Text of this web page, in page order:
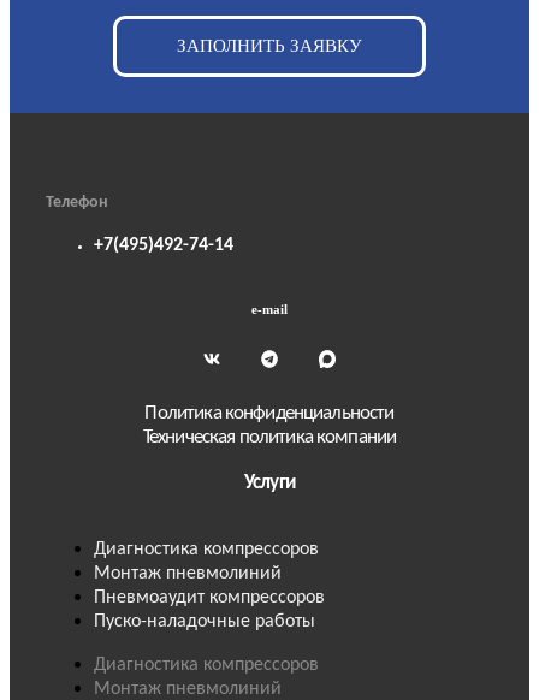
ЗАПОЛНИТЬ ЗАЯВКУ
Телефон
+7(495)492-74-14
e-mail
Политика конфиденциальности
Техническая политика компании
Услуги
Диагностика компрессоров
Монтаж пневмолиний
Пневмоаудит компрессоров
Пуско-наладочные работы
Диагностика компрессоров
Монтаж пневмолиний